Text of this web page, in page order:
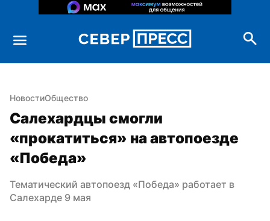
НовостиОбщество
Салехардцы смогли
«прокатиться» на автопоезде
«Победа»
Тематический автопоезд «Победа» работает в
Салехарде 9 мая